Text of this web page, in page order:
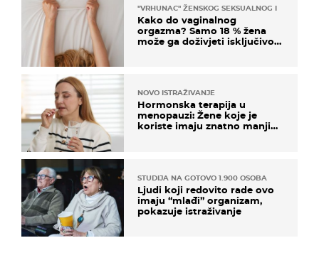
"VRHUNAC" ŽENSKOG SEKSUALNOG ISKUSTVA
Kako do vaginalnog
orgazma? Samo 18 % žena
može ga doživjeti isključivo
NOVO ISTRAŽIVANJE
Hormonska terapija u
menopauzi: Žene koje je
koriste imaju znatno manji
STUDIJA NA GOTOVO 1.900 OSOBA
Ljudi koji redovito rade ovo
imaju “mlađi” organizam,
pokazuje istraživanje